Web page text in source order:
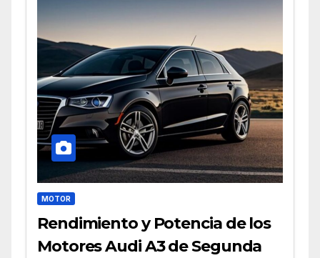
MOTOR
Rendimiento y Potencia de los
Motores Audi A3 de Segunda